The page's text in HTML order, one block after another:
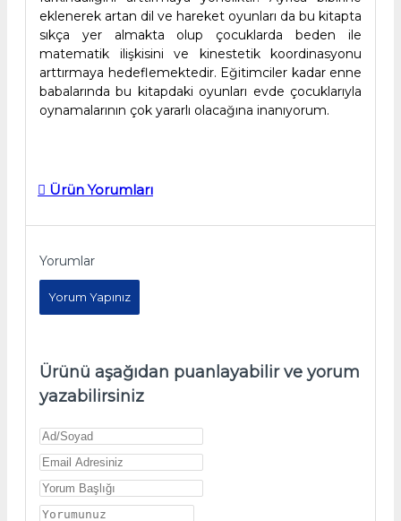
eklenerek artan dil ve hareket oyunları da bu kitapta
sıkça yer almakta olup çocuklarda beden ile
matematik ilişkisini ve kinestetik koordinasyonu
arttırmaya hedeflemektedir. Eğitimciler kadar enne
babalarında bu kitapdaki oyunları evde çocuklarıyla
oynamalarının çok yararlı olacağına inanıyorum.
Ürün Yorumları
Yorumlar
Yorum Yapınız
Ürünü aşağıdan puanlayabilir ve yorum
yazabilirsiniz